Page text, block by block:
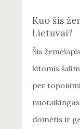
Kuo šis
Lietuvai?
Šis
kitomis
per
domėtis ir